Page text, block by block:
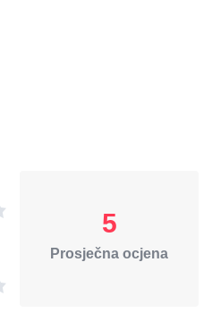
5
Prosječna ocjena